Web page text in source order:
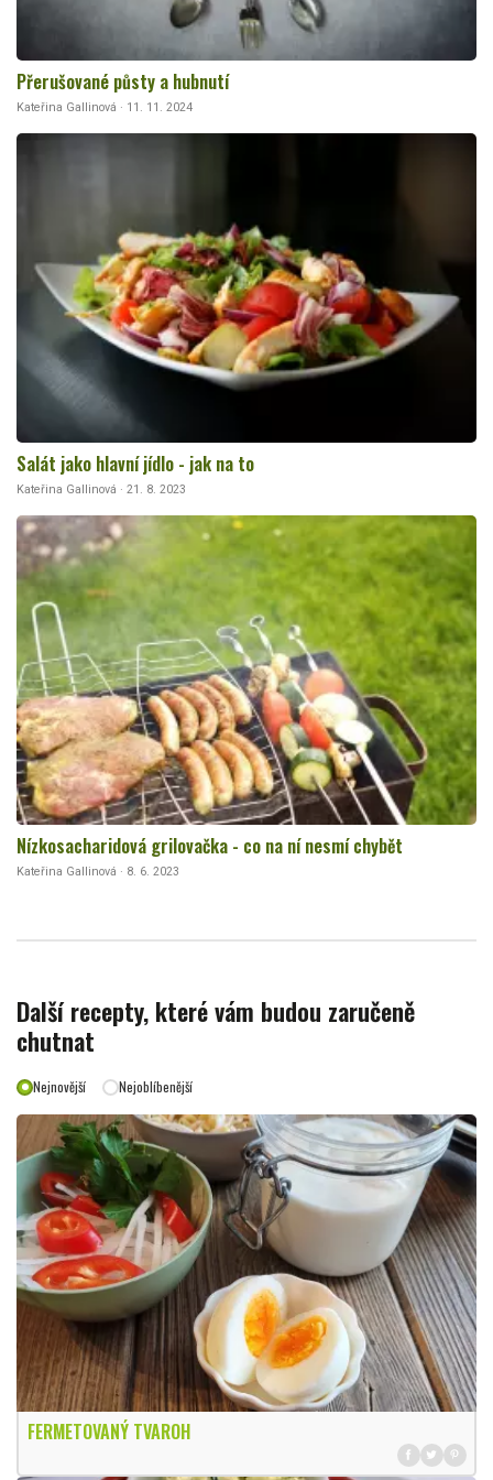
Přerušované půsty a hubnutí
Kateřina Gallinová · 11. 11. 2024
Salát jako hlavní jídlo - jak na to
Kateřina Gallinová · 21. 8. 2023
Nízkosacharidová grilovačka - co na ní nesmí chybět
Kateřina Gallinová · 8. 6. 2023
Další recepty, které vám budou zaručeně
chutnat
Nejnovější Nejoblíbenější
FERMETOVANÝ TVAROH